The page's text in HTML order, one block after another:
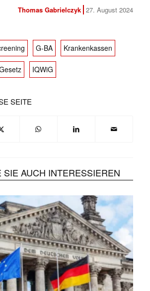
Thomas Gabrielczyk 27. August 2024
G-BA Krankenkassen
IQWiG
SEITE
SIE AUCH INTERESSIEREN